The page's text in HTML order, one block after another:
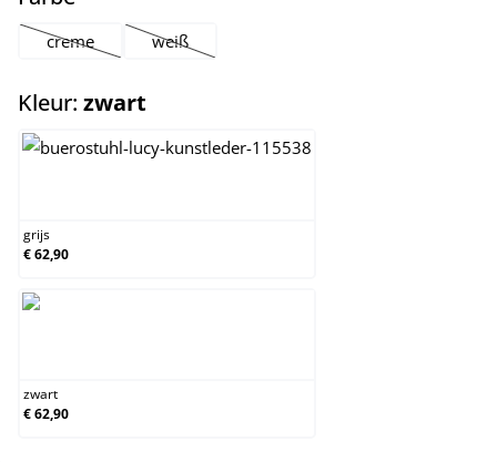
creme
(Deze optie is momenteel niet beschikbaar.)
weiß
(Deze optie is momenteel niet beschikbaar.)
Kleur: zwart
grijs
€ 62,90
zwart
€ 62,90